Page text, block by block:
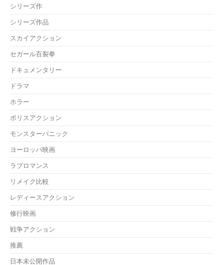
シリーズ作
シリーズ作品
スカイアクション
セガール百裂拳
ドキュメンタリー
ドラマ
ホラー
ポリスアクション
モンスターパニック
ヨーロッパ映画
ラブロマンス
リメイク比較
レディースアクション
修行映画
戦争アクション
推薦
日本未公開作品